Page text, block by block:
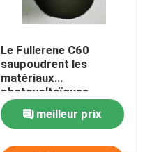
Le Fullerene C60
saupoudrent les
matériaux
photovoltaïques
organiques CAS
99685-96-8meilleur prix